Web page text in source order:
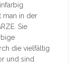
man in der
Sie
die vielfältig
und sind